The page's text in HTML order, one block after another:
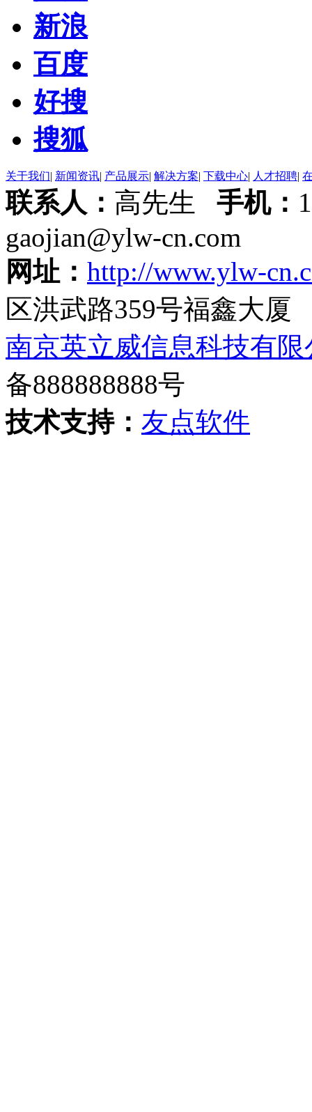
新浪
百度
好搜
搜狐
关于我们| 新闻资讯| 产品展示| 解决方案| 下载中心| 人才招聘|
联系人： 高先生 手机：
gaojian@ylw-cn.com
网址： http://www.ylw-
区洪武路359号福鑫大厦
南京英立威信息科技有限
备888888888号
技术支持： 友点软件